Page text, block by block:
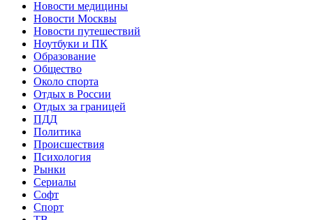
Новости медицины
Новости Москвы
Новости путешествий
Ноутбуки и ПК
Образование
Общество
Около спорта
Отдых в России
Отдых за границей
ПДД
Политика
Происшествия
Психология
Рынки
Сериалы
Софт
Спорт